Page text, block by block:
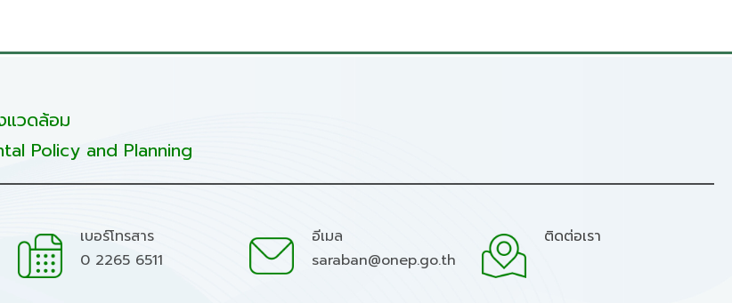
แวดล้อม
Policy and Planning
เบอร์โทรสาร
0 2265 6511
อีเมล
saraban@onep.go.th
ติดต่อเรา